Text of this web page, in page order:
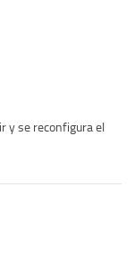
y se reconfigura el